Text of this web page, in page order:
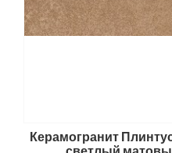
Керамогранит